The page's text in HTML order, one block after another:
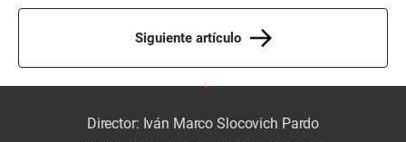
Siguiente artículo
Director: Iván Marco Slocovich Pardo